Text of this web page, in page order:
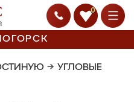
0
→ УГЛОВЫЕ